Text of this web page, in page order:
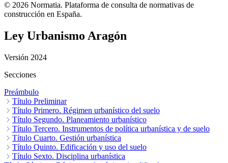
© 2026 Normatia. Plataforma de consulta de normativas de
construcción en España.
Ley Urbanismo Aragón
Versión 2024
Secciones
Preámbulo
Título Preliminar
Capítulo I. Disposiciones generalesCapítulo II. Organización y
competencias
Título Primero. Régimen urbanístico del suelo
Capítulo I. Situaciones, clases y categorías del suelo
Estatuto urbanístico de ciudadaníaCapítulo III. Libertad de empresa
y actividad urbanísticaCapítulo IV. Régimen estatutario de la
propiedad del suelo
Título Segundo. Planeamiento urbanístico
Capítulo I. Plan general de ordenación urbanaCapítulo II. Planes
parcialesCapítulo III. Planes especiales
instrumentos de ordenación urbanísticaCapítulo V. Disposiciones
comunes
Título Tercero. Instrumentos de política urbanística y de suelo
Capítulo I. Directriz especial de urbanismo
información urbanística de Aragón Capítulo III. Programas de
coordinación del planeamiento urbanístico
Título Cuarto. Gestión urbanística
Capítulo I. Disposiciones generalesCapítulo II. Actuaciones aisladas
Capítulo III. Actuaciones integradasCapítulo IV. Actuaciones de
Título Quinto. Edificación y uso del suelo
Capítulo I. Normas de directa aplicación
Título Sexto. Disciplina urbanística